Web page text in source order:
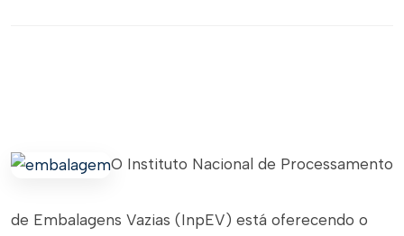
O Instituto Nacional de Processamento
de Embalagens Vazias (InpEV) está oferecendo o